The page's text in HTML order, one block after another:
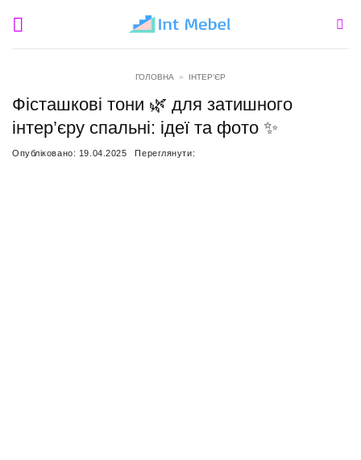
ГОЛОВНА » ІНТЕР'ЄР
Фісташкові тони 🌿 для затишного
інтер’єру спальні: ідеї та фото ✨
Опубліковано: 19.04.2025 Переглянути: